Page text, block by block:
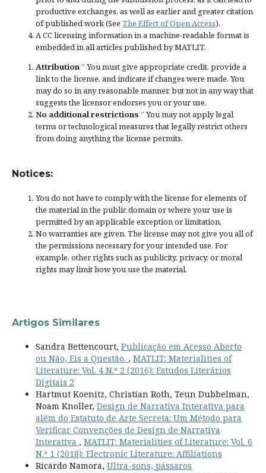
productive exchanges, as well as earlier and greater citation
of published work (See The Effect of Open Access).
A CC licensing information in a machine-readable format is
embedded in all articles published by MATLIT.
Attribution” You must give appropriate credit, provide a
link to the license, andindicate if changes were made. You
may do so in any reasonable manner, but not in any way that
suggests the licensor endorses you or your use.
No additional restrictions ” You may not apply legal
terms ortechnological measuresthat legally restrict others
from doing anything the license permits.
Notices:
You do not have to comply with the license for elements of
the material in the public domain or where your use is
permitted by an applicable exception or limitation.
No warranties are given. The license may not give you all of
the permissions necessary for your intended use. For
example, other rights such as publicity, privacy, or moral
rights may limit how you use the material.
Artigos Similares
Sandra Bettencourt, Publicação em Acesso Aberto
ou Não, Eis a Questão. , MATLIT: Materialities of
Literature: Vol. 4 N.º 2 (2016): Estudos Literários
Digitais 2
Hartmut Koenitz, Christian Roth, Teun Dubbelman,
Noam Knoller, Design de Narrativa Interativa para
além do Estatuto de Arte Secreta: Um Método para
Verificar Convenções de Design de Narrativa
Interativa , MATLIT: Materialities of Literature: Vol. 6
N.º 1 (2018): Electronic Literature: Affiliations
Ricardo Namora, Ultra-sons, pássaros